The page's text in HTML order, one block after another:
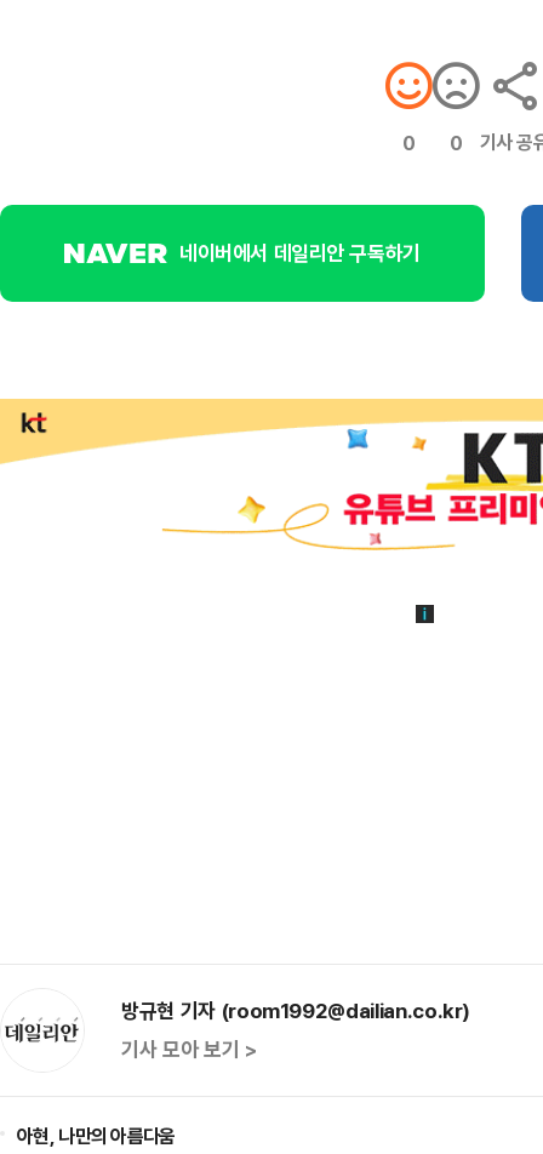
0 0 기사 공
네이버에서 데일리안 구독하기
방규현 기자 (room1992@dailian.co.kr)
기사 모아 보기 >
아현, 나만의 아름다움